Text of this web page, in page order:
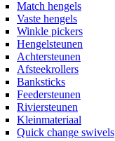
Match hengels
Vaste hengels
Winkle pickers
Hengelsteunen
Achtersteunen
Afsteekrollers
Banksticks
Feedersteunen
Riviersteunen
Kleinmateriaal
Quick change swivels